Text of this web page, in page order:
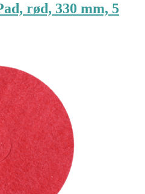
rød, 330 mm, 5